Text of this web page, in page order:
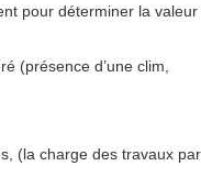
pour déterminer la valeur
(présence d’une clim,
(la charge des travaux par